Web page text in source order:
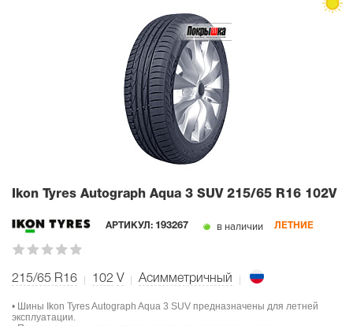
Ikon Tyres Autograph Aqua 3 SUV 215/65 R16 102V
АРТИКУЛ: 193267 в наличии ЛЕТНИЕ
215/65 R16 102 V Асимметричный
• Шины Ikon Tyres Autograph Aqua 3 SUV предназначены для летней
эксплуатации.